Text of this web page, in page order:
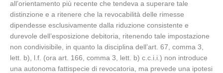
all’orientamento più recente che tendeva a superare tale
distinzione e a ritenere che la revocabilità delle rimesse
dipendesse esclusivamente dalla riduzione consistente e
durevole dell’esposizione debitoria, ritenendo tale impostazione
non condivisibile, in quanto la disciplina dell’art. 67, comma 3,
lett. b), l.f. (ora art. 166, comma 3, lett. b) c.c.i.i.) non introduce
una autonoma fattispecie di revocatoria, ma prevede una ipotesi